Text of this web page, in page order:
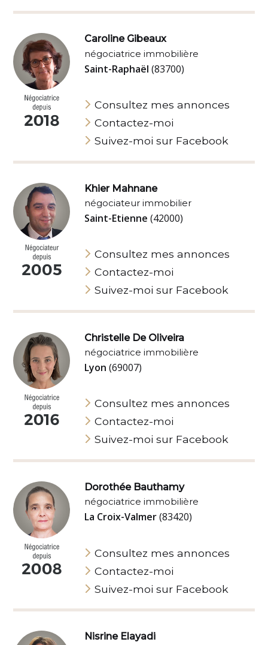
Caroline Gibeaux
négociatrice immobilière
Saint-Raphaël(83700)
Consultez mes annonces
Contactez-moi
Suivez-moi sur Facebook
Khier Mahnane
négociateur immobilier
Saint-Etienne(42000)
Consultez mes annonces
Contactez-moi
Suivez-moi sur Facebook
Christelle De Oliveira
négociatrice immobilière
Lyon(69007)
Consultez mes annonces
Contactez-moi
Suivez-moi sur Facebook
Dorothée Bauthamy
négociatrice immobilière
La Croix-Valmer(83420)
Consultez mes annonces
Contactez-moi
Suivez-moi sur Facebook
Nisrine Elayadi